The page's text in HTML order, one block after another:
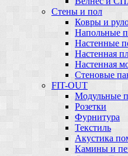
Стены и пол
Ковры и
Напольные
Настенные
Настенная
Настенная
Стеновые
FIT-OUT
Модульные
Розетки
Фурнитура
Текстиль
Акустика
Камины и